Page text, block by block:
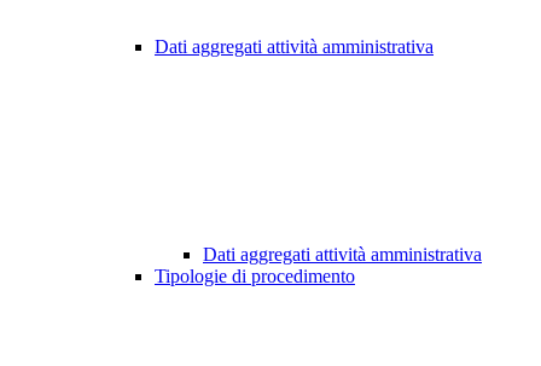
Dati aggregati attività amministrativa
Dati aggregati attività amministrativa
Tipologie di procedimento